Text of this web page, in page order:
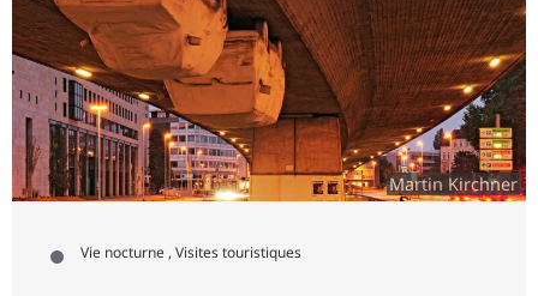
Martin Kirchner
Vie nocturne , Visites touristiques